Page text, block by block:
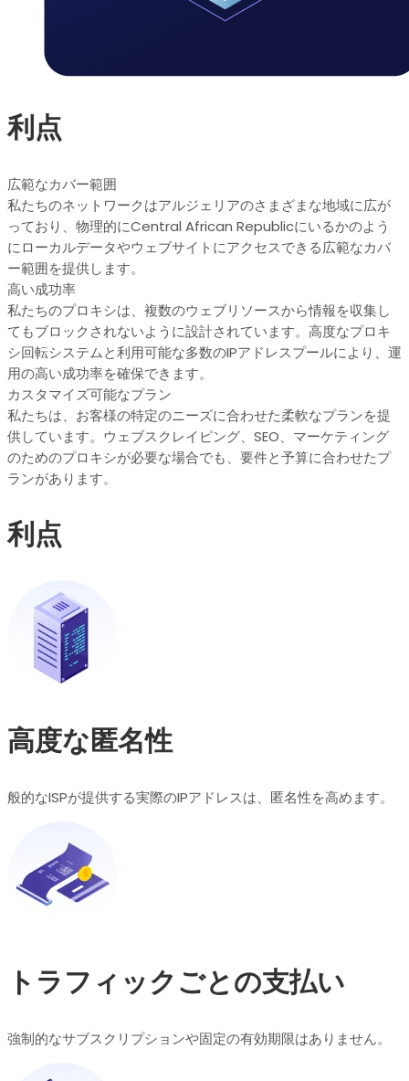
利点
広範なカバー範囲
私たちのネットワークはアルジェリアのさまざまな地域に広が
っており、物理的にCentral African Republicにいるかのよう
にローカルデータやウェブサイトにアクセスできる広範なカバ
ー範囲を提供します。
高い成功率
私たちのプロキシは、複数のウェブリソースから情報を収集し
てもブロックされないように設計されています。高度なプロキ
シ回転システムと利用可能な多数のIPアドレスプールにより、運
用の高い成功率を確保できます。
カスタマイズ可能なプラン
私たちは、お客様の特定のニーズに合わせた柔軟なプランを提
供しています。ウェブスクレイピング、SEO、マーケティング
のためのプロキシが必要な場合でも、要件と予算に合わせたプ
ランがあります。
利点
高度な匿名性
般的なISPが提供する実際のIPアドレスは、匿名性を高めます。
トラフィックごとの支払い
強制的なサブスクリプションや固定の有効期限はありません。